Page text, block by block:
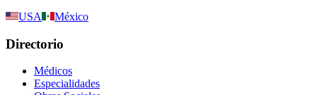
USA
México
Directorio
Médicos
Especialidades